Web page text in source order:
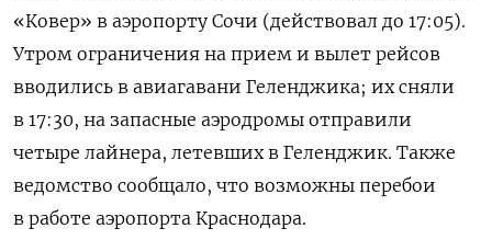
«Ковер» в аэропорту Сочи (действовал до 17:05).
Утром ограничения на прием и вылет рейсов
вводились в авиагавани Геленджика; их сняли
в 17:30, на запасные аэродромы отправили
четыре лайнера, летевших в Геленджик. Также
ведомство сообщало, что возможны перебои
в работе аэропорта Краснодара.